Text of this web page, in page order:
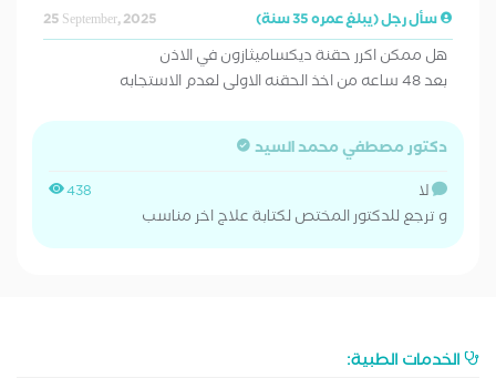
سأل رجل (يبلغ عمره 35 سنة) 25 September, 2025
هل ممكن اكرر حقنة ديكساميثازون في الاذن
بعد 48 ساعه من اخذ الحقنه الاولى لعدم الاستجابه
دكتور مصطفي محمد السيد
438
لا
و ترجع للدكتور المختص لكتابة علاج اخر مناسب
الخدمات الطبية: